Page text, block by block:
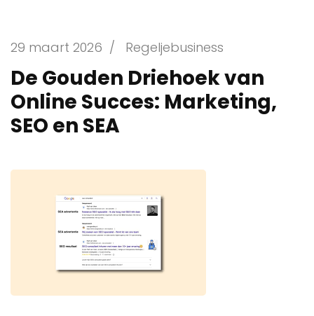
29 maart 2026 / Regeljebusiness
De Gouden Driehoek van
Online Succes: Marketing,
SEO en SEA